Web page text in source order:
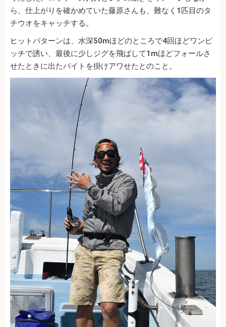
ら、仕上がりを確かめていた藤原さんも、難なく1匹目のタ
チウオをキャッチする。
ヒットパターンは、水深50mほどのところで4回ほどワンピ
ッチで誘い、最後に少しジグを飛ばして1mほどフォールさ
せたときに出たバイトを掛けアワせたとのこと。